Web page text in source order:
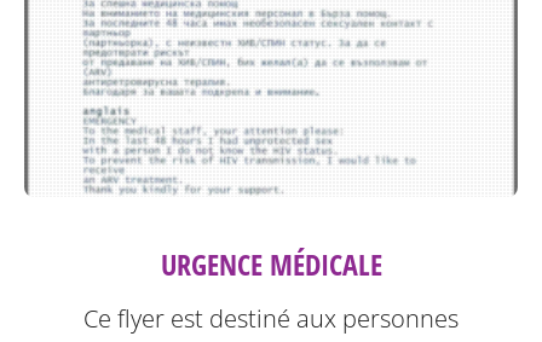
URGENCE MÉDICALE
Ce flyer est destiné aux personnes